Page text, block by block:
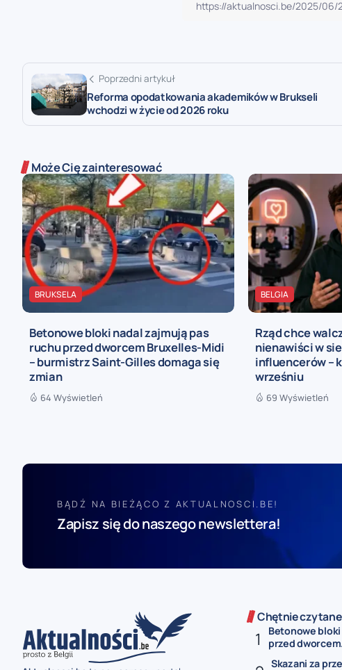
Poprzedni artykuł
Reforma opodatkowania akademików w Brukseli
wchodzi w życie od 2026 roku
Może Cię zainteresować
BRUKSELA
Betonowe bloki nadal zajmują pas
ruchu przed dworcem Bruxelles-Midi
– burmistrz Saint-Gilles domaga się
zmian
64 Wyświetleń
BELGIA
Rząd chce
nienawiści w
influencerów –
wrześniu
69 Wyświetleń
BĄDŹ NA BIEŻĄCO Z AKTUALNOSCI.BE!
Zapisz się do naszego newslettera!
Chętnie
Betonowe
przed
Skazani za